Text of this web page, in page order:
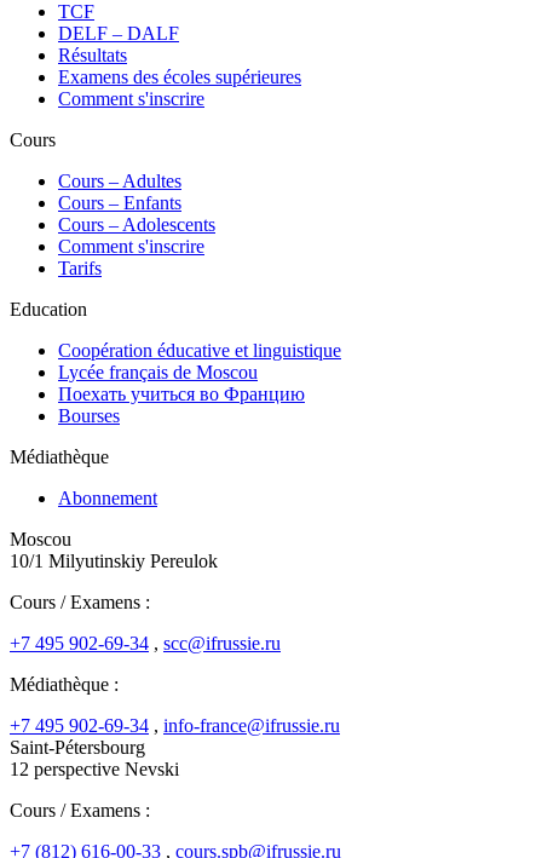
TCF
DELF – DALF
Résultats
Examens des écoles supérieures
Comment s'inscrire
Cours
Сours – Adultes
Cours – Enfants
Cours – Adolescents
Comment s'inscrire
Tarifs
Education
Coopération éducative et linguistique
Lycée français de Moscou
Поехать учиться во Францию
Bourses
Médiathèque
Abonnement
Moscou
10/1 Milyutinskiy Pereulok
Cours / Examens :
+7 495 902-69-34 , scc@ifrussie.ru
Médiathèque :
+7 495 902-69-34 , info-france@ifrussie.ru
Saint-Pétersbourg
12 perspective Nevski
Cours / Examens :
+7 (812) 616-00-33 , cours.spb@ifrussie.ru